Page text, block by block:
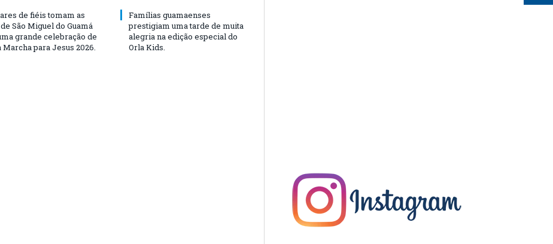
de fiéis tomam as
São Miguel do Guamá
grande celebração de
Marcha para Jesus 2026.
Famílias guamaenses
prestigiam uma tarde de muita
alegria na edição especial do
Orla Kids.